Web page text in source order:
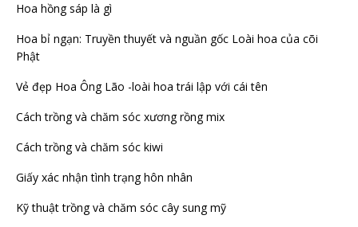
Hoa hồng sáp là gì
Hoa bỉ ngạn: Truyền thuyết và nguần gốc Loài hoa của cõi
Phật
Vẻ đẹp Hoa Ông Lão -loài hoa trái lập với cái tên
Cách trồng và chăm sóc xương rồng mix
Cách trồng và chăm sóc kiwi
Giấy xác nhận tình trạng hôn nhân
Kỹ thuật trồng và chăm sóc cây sung mỹ